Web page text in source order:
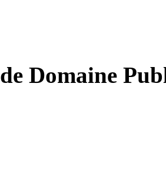
Domaine